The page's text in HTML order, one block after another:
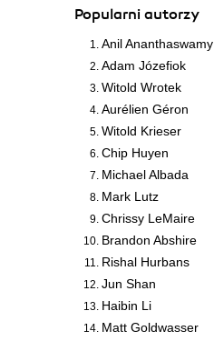
Popularni autorzy
Anil Ananthaswamy
Adam Józefiok
Witold Wrotek
Aurélien Géron
Witold Krieser
Chip Huyen
Michael Albada
Mark Lutz
Chrissy LeMaire
Brandon Abshire
Rishal Hurbans
Jun Shan
Haibin Li
Matt Goldwasser